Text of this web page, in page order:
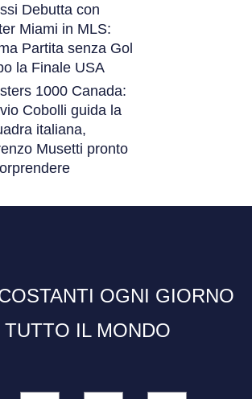
Debutta con
Miami in MLS:
Partita senza Gol
la Finale USA
1000 Canada:
Cobolli guida la
italiana,
Musetti pronto
OGNI GIORNO
TUTTO IL MONDO